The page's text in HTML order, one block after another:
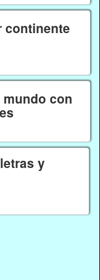
continente
con
y